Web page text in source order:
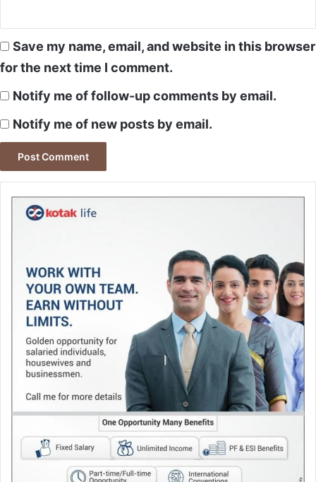
Save my name, email, and website in this browser
for the next time I comment.
Notify me of follow-up comments by email.
Notify me of new posts by email.